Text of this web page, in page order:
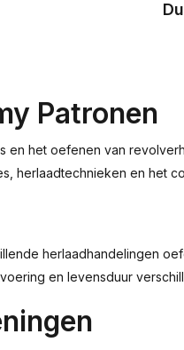
Patronen
het oefenen van
herlaadtechnieken en het
herlaadhandelingen
en levensduur